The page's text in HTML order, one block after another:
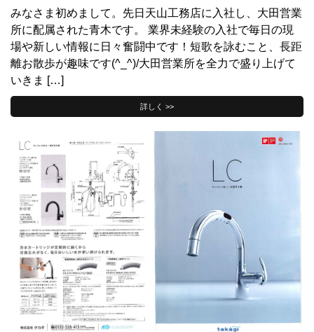
みなさま初めまして。先日天山工務店に入社し、大田営業
所に配属された青木です。 業界未経験の入社で毎日の現
場や新しい情報に日々奮闘中です！短歌を詠むこと、長距
離お散歩が趣味です(^_^)/大田営業所を全力で盛り上げて
いきま […]
詳しく >>